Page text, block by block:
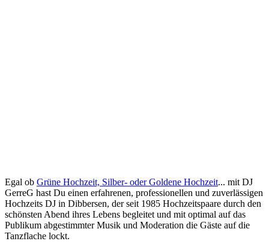
Egal ob Grüne Hochzeit, Silber- oder Goldene Hochzeit... mit DJ
GerreG hast Du einen erfahrenen, professionellen und zuverlässigen
Hochzeits DJ in Dibbersen, der seit 1985 Hochzeitspaare durch den
schönsten Abend ihres Lebens begleitet und mit optimal auf das
Publikum abgestimmter Musik und Moderation die Gäste auf die
Tanzflache lockt.